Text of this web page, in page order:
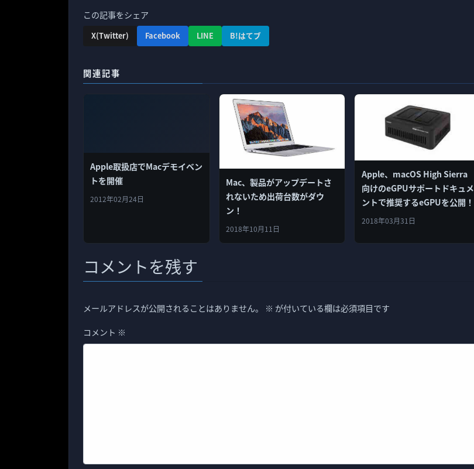
この記事をシェア
X(Twitter) Facebook LINE B!はてブ
関連記事
Apple取扱店でMacデモイベン
トを開催
2012年02月24日
Mac、製品がアップデートさ
れないため出荷台数がダウ
ン！
2018年10月11日
Apple、macOS High Sierra
向けのeGPUサポートドキュメ
ントで推奨するeGPUを公開！
2018年03月31日
コメントを残す
メールアドレスが公開されることはありません。 ※ が付いている欄は必須項目です
コメント ※